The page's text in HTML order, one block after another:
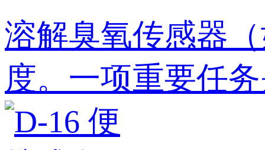
溶解臭氧传感器
度。一项重要任